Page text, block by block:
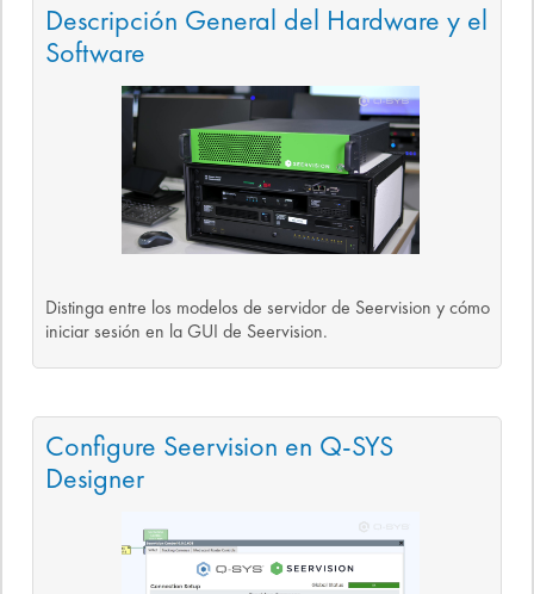
Descripción General del Hardware y el
Software
Distinga entre los modelos de servidor de Seervision y cómo
iniciar sesión en la GUI de Seervision.
Configure Seervision en Q-SYS
Designer